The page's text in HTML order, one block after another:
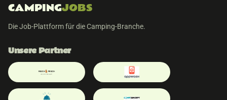
CAMPINGJOBS
Die Job-Plattform für die Camping-Branche.
Unsere Partner